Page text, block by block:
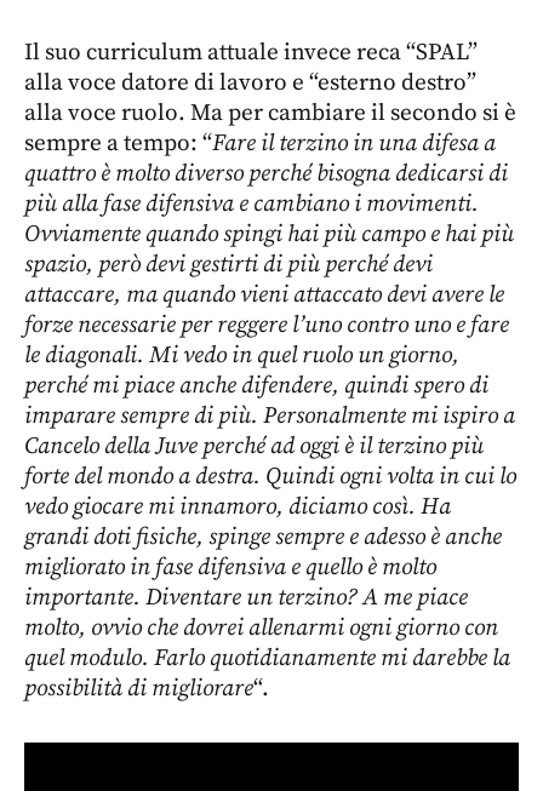
Il suo curriculum attuale invece reca “SPAL”
alla voce datore di lavoro e “esterno destro”
alla voce ruolo. Ma per cambiare il secondo si è
sempre a tempo: “Fare il terzino in una difesa a
quattro è molto diverso perché bisogna dedicarsi di
più alla fase difensiva e cambiano i movimenti.
Ovviamente quando spingi hai più campo e hai più
spazio, però devi gestirti di più perché devi
attaccare, ma quando vieni attaccato devi avere le
forze necessarie per reggere l’uno contro uno e fare
le diagonali. Mi vedo in quel ruolo un giorno,
perché mi piace anche difendere, quindi spero di
imparare sempre di più. Personalmente mi ispiro a
Cancelo della Juve perché ad oggi è il terzino più
forte del mondo a destra. Quindi ogni volta in cui lo
vedo giocare mi innamoro, diciamo così. Ha
grandi doti fisiche, spinge sempre e adesso è anche
migliorato in fase difensiva e quello è molto
importante. Diventare un terzino? A me piace
molto, ovvio che dovrei allenarmi ogni giorno con
quel modulo. Farlo quotidianamente mi darebbe la
possibilità di migliorare“.